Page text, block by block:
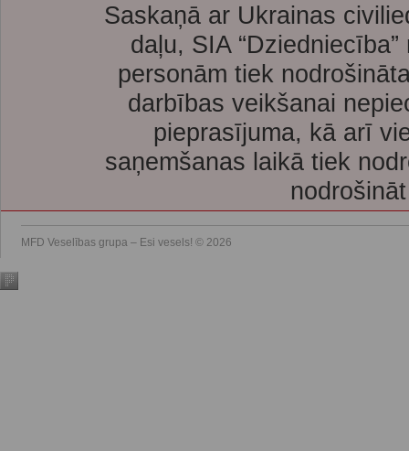
Saskaņā ar Ukrainas
daļu, SIA
personām tiek
darbības veikšanai
pieprasījuma, kā arī
saņemšanas laikā tiek
MFD Veselības grupa – Esi vesels! © 2026